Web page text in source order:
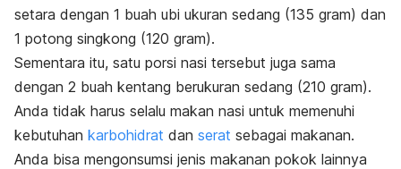
setara dengan 1 buah ubi ukuran sedang (135 gram) dan
1 potong singkong (120 gram).
Sementara itu, satu porsi nasi tersebut juga sama
dengan 2 buah kentang berukuran sedang (210 gram).
Anda tidak harus selalu makan nasi untuk memenuhi
kebutuhan karbohidrat dan serat sebagai makanan.
Anda bisa mengonsumsi jenis makanan pokok lainnya